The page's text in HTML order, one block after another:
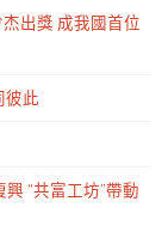
出獎 成我國首位
彼此
“共富工坊”帶動